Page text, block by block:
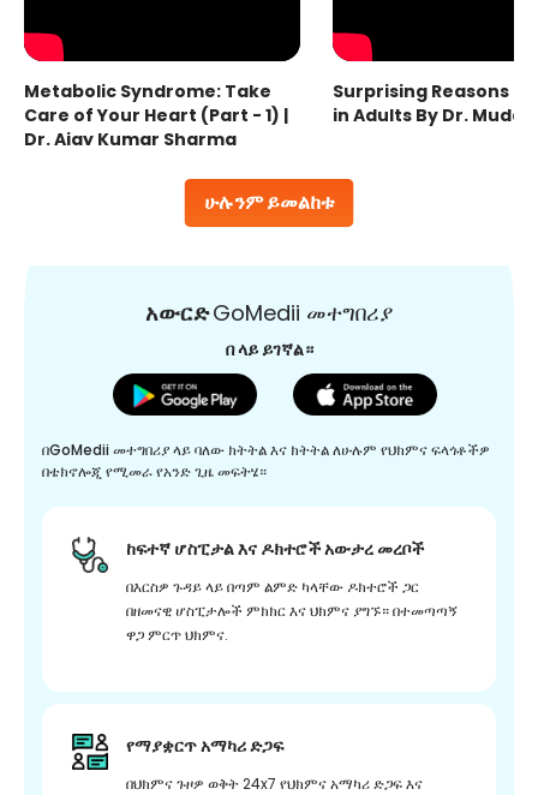
ሁሉንም ይመልከቱ
Metabolic Syndrome: Take
Care of Your Heart (Part - 1) |
Dr. Ajay Kumar Sharma
Surprising Reasons
in Adults By Dr.
አውርድGoMedii መተግበሪያ
በ ላይ ይገኛል።
በGoMedii መተግበሪያ ላይ ባለው ክትትል እና ክትትል ለሁሉም የህክምና ፍላጎቶችዎ
በቴክኖሎጂ የሚመራ የአንድ ጊዜ መፍትሄ።
ከፍተኛ ሆስፒታል እና ዶክተሮች አውታረ መረቦች
በእርስዎ ጉዳይ ላይ በጣም ልምድ ካላቸው ዶክተሮች ጋር
በዘመናዊ ሆስፒታሎች ምክክር እና ህክምና ያግኙ። በተመጣጣኝ
ዋጋ ምርጥ ህክምና.
የማያቋርጥ አማካሪ ድጋፍ
በህክምና ጉዞዎ ወቅት 24x7 የህክምና አማካሪ ድጋፍ እና